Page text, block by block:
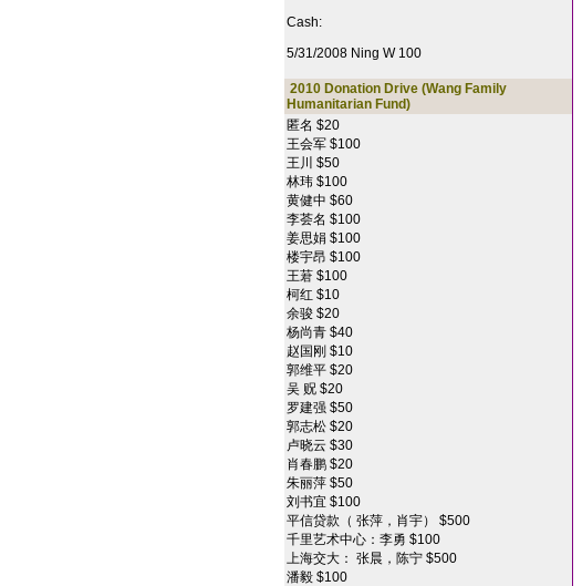
Cash:
5/31/2008 Ning W 100
2010 Donation Drive (Wang Family
Humanitarian Fund)
匿名 $20
王会军 $100
王川 $50
林玮 $100
黄健中 $60
李荟名 $100
姜思娟 $100
楼宇昂 $100
王莙 $100
柯红 $10
余骏 $20
杨尚青 $40
赵国刚 $10
郭维平 $20
吴 贶 $20
罗建强 $50
郭志松 $20
卢晓云 $30
肖春鹏 $20
朱丽萍 $50
刘书宜 $100
平信贷款（ 张萍，肖宇） $500
千里艺术中心：李勇 $100
上海交大： 张晨，陈宁 $500
潘毅 $100